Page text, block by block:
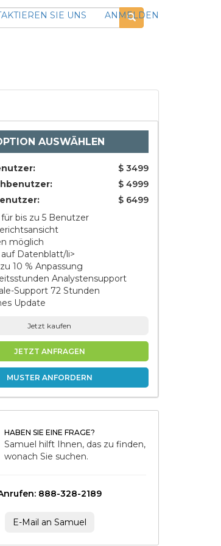
SIE UNS
ANMELDEN
AUSWÄHLEN
$ 3499
$ 4999
$ 6499
bis zu 5 Benutzer
möglich
Datenblatt/li>
10 % Anpassung
Analystensupport
Support 72 Stunden
Update
Jetzt kaufen
JETZT ANFRAGEN
MUSTER ANFORDERN
HABEN SIE EINE FRAGE?
Samuel hilft Ihnen, das zu finden,
wonach Sie suchen.
888-328-2189
E-Mail an Samuel